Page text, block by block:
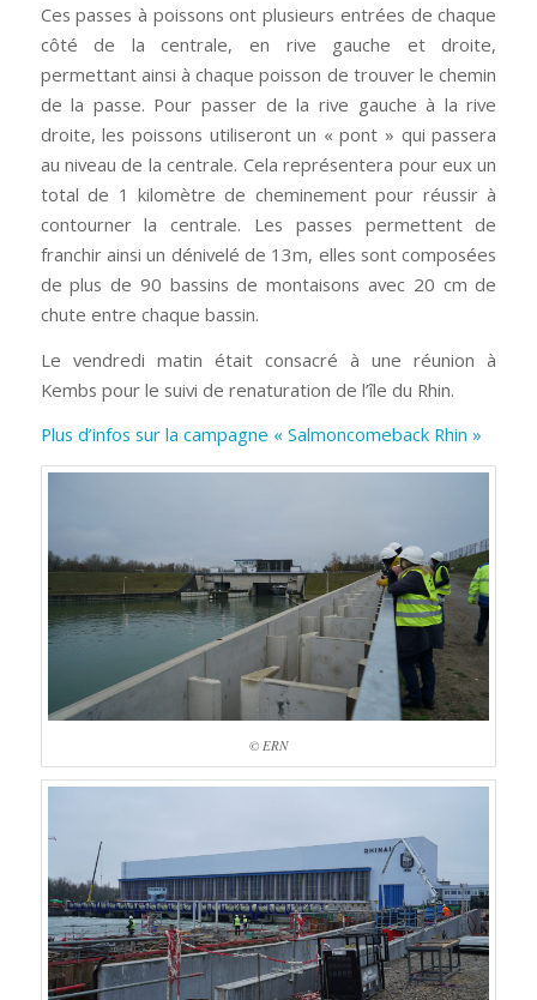
Ces passes à poissons ont plusieurs entrées de chaque
côté de la centrale, en rive gauche et droite,
permettant ainsi à chaque poisson de trouver le chemin
de la passe. Pour passer de la rive gauche à la rive
droite, les poissons utiliseront un « pont » qui passera
au niveau de la centrale. Cela représentera pour eux un
total de 1 kilomètre de cheminement pour réussir à
contourner la centrale. Les passes permettent de
franchir ainsi un dénivelé de 13m, elles sont composées
de plus de 90 bassins de montaisons avec 20 cm de
chute entre chaque bassin.
Le vendredi matin était consacré à une réunion à
Kembs pour le suivi de renaturation de l’île du Rhin.
Plus d’infos sur la campagne « Salmoncomeback Rhin »
© ERN